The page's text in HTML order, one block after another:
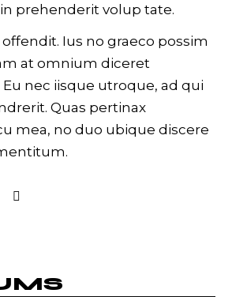
prehenderit volup tate.
Ius no graeco possim
at omnium diceret
nec iisque utroque, ad qui
Quas pertinax
mea, no duo ubique discere